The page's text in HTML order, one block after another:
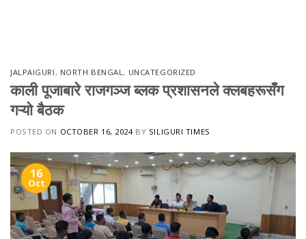
JALPAIGURI, NORTH BENGAL, UNCATEGORIZED
काली पूजाबारे राजगञ्ज ब्लक प्रशासनले क्लबहरूसँग
गऱ्यो बैठक
POSTED ON OCTOBER 16, 2024BY SILIGURI TIMES
16
Oct